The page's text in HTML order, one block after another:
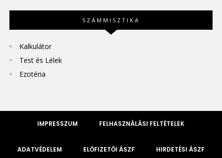
SZÁMMISZTIKA
Kalkulátor
Test és Lélek
Ezotéria
IMPRESSZUM FELHASZNÁLÁSI FELTÉTELEK
ADATVÉDELEM ELŐFIZETŐI ÁSZF HIRDETÉSI ÁSZF